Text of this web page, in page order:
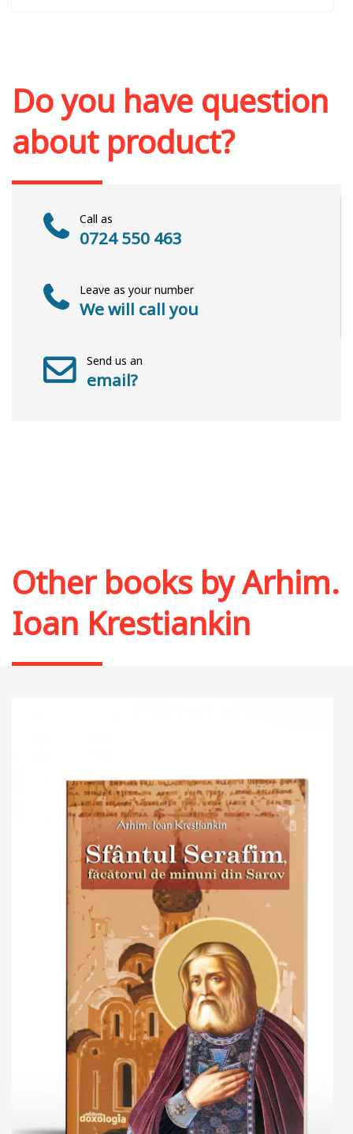
Do you have question
about product?
Call as
0724 550 463
Leave as your number
We will call you
Send us an
email?
Other books byArhim.
Ioan Krestiankin